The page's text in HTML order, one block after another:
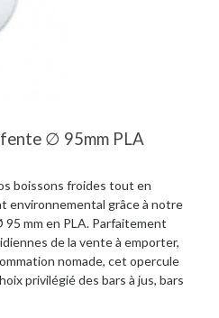
∅ 95mm PLA
boissons froides tout en
environnemental grâce à notre
mm en PLA. Parfaitement
de la vente à emporter,
nomade, cet opercule
privilégié des bars à jus, bars